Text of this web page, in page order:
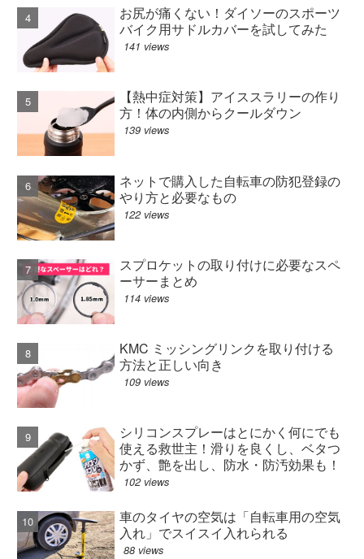
お尻が痛くない！ダイソーのスポーツ
バイク用サドルカバーを試してみた
141 views
【熱中症対策】アイススラリーの作り
方！体の内側からクールダウン
139 views
ネットで購入した自転車の防犯登録の
やり方と必要なもの
122 views
スプロケットの取り付けに必要なスペ
ーサーまとめ
114 views
KMC ミッシングリンクを取り付ける
方法と正しい向き
109 views
シリコンスプレーはとにかく何にでも
使える救世主！滑りを良くし、ベタつ
かず、艶を出し、防水・防汚効果も！
102 views
車のタイヤの空気は「自転車用の空気
入れ」でスイスイ入れられる
88 views